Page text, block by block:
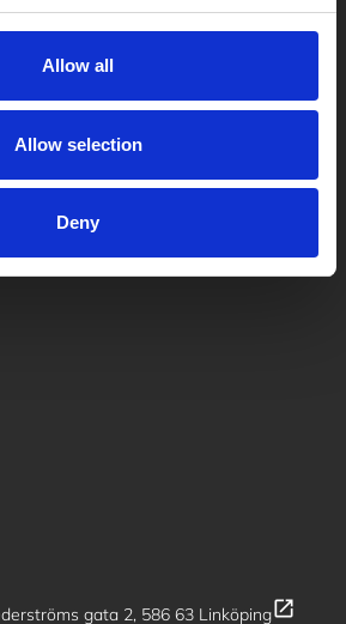
Allow all
Allow selection
Deny
gata 2, 586 63 Linköpingopen_in_new